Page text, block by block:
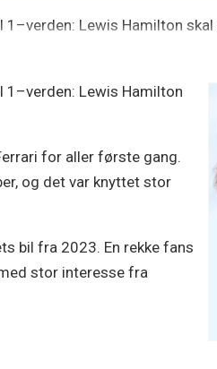
Lewis Hamilton
1–verden: Lewis Hamilton
for aller første gang.
og det var knyttet stor
bil fra 2023. En rekke fans
stor interesse fra